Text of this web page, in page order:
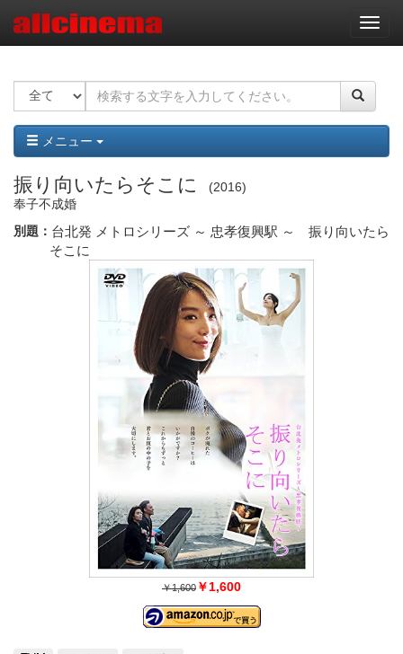
ナ
ビ
ー
ョ
ン
メニュー
振り向いたらそこに
2016
奉子不成婚
別題： 台北発 メトロシリーズ ～ 忠孝復興駅 ～ 振り向いたら
そこに
￥1,600 ￥1,600